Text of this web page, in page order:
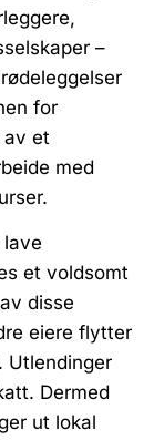
–
for
av et
med
et voldsomt
disse
eiere flytter
Utlendinger
. Dermed
ut lokal